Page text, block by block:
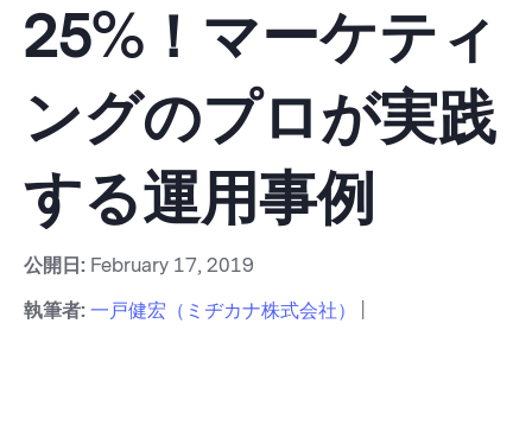
25%！マーケティ
ングのプロが実践
する運用事例
公開日: February 17, 2019
執筆者: 一戸健宏（ミヂカナ株式会社）